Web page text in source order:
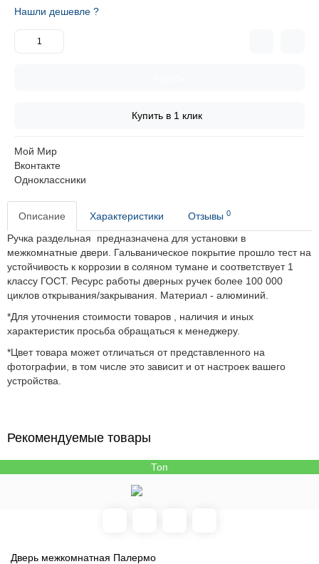
Нашли дешевле ?
Купить в 1 клик
Мой Мир
Вконтакте
Одноклассники
Описание Характеристики Отзывы 0
Ручка раздельная предназначена для установки в
межкомнатные двери. Гальваническое покрытие прошло тест на
устойчивость к коррозии в соляном тумане и соответствует 1
классу ГОСТ. Ресурс работы дверных ручек более 100 000
циклов открывания/закрывания. Материал - алюминий.
*Для уточнения стоимости товаров , наличия и иных
характеристик просьба обращаться к менеджеру.
*Цвет товара может отличаться от представленного на
фотографии, в том числе это зависит и от настроек вашего
устройства.
Рекомендуемые товары
Топ
Дверь межкомнатная Палермо